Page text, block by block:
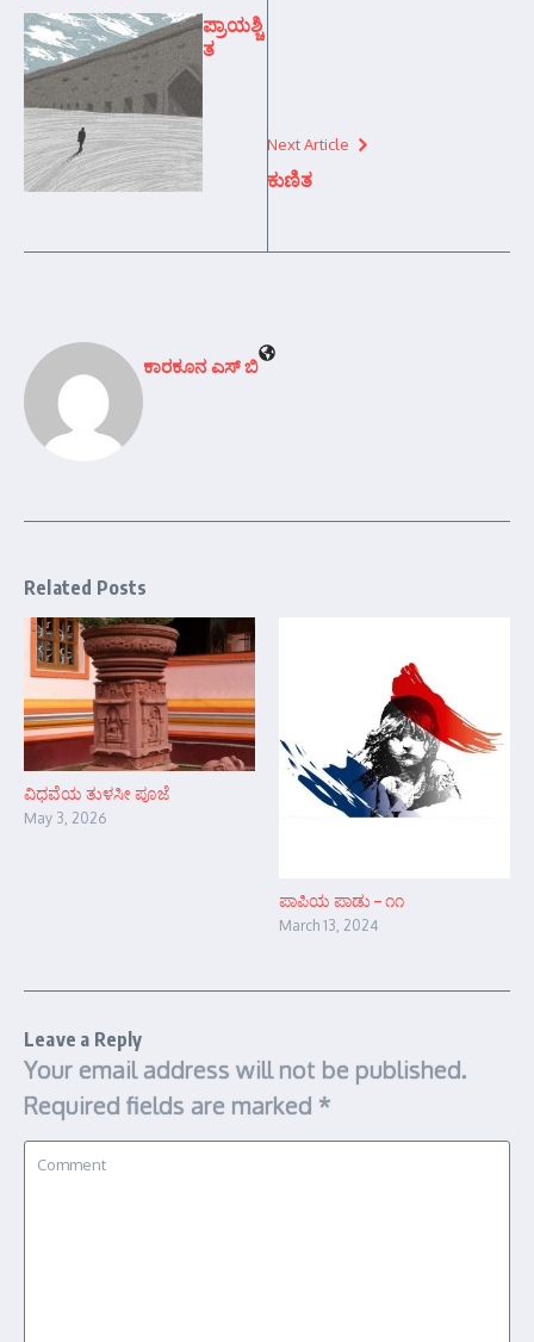
ಪ್ರಾಯಶ್ಚಿ
ತ
Next Article
ಕುಣಿತ
ಕಾರಕೂನ ಎಸ್‌ ಬಿ
Related Posts
ವಿಧವೆಯ ತುಳಸೀ ಪೂಜೆ
May 3, 2026
ಪಾಪಿಯ ಪಾಡು – ೧೧
March 13, 2024
Leave a Reply
Your email address will not be published.
Required fields are marked *